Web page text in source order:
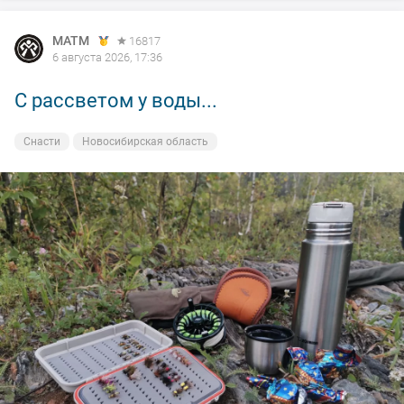
MATM
16817
6 августа 2026, 17:36
С рассветом у воды...
Снасти Новосибирская область